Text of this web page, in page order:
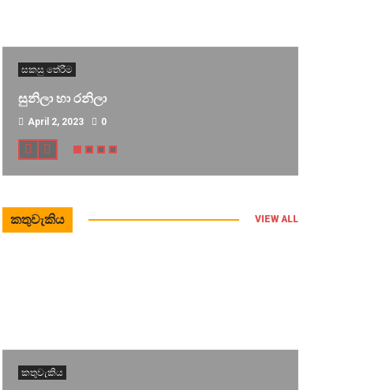
සකසු තේරීම
සුනිලා හා රනිලා
April 2, 2023 0
කතුවැකිය VIEW ALL
කතුවැකිය